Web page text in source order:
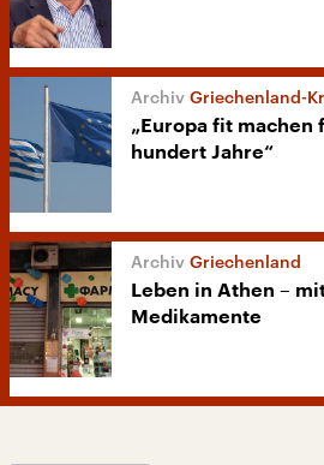
Griechenland-
„Europa fit machen
hundert Jahre“
Griechenland
Leben in Athen –
Medikamente